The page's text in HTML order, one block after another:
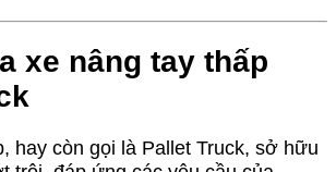
xe nâng tay thấp
hay còn gọi là Pallet Truck, sở hữu